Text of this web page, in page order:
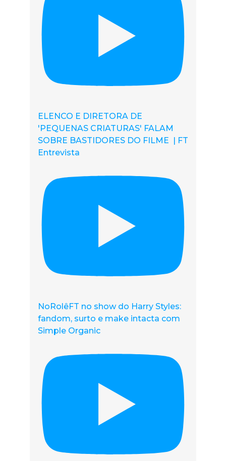
ELENCO E DIRETORA DE
'PEQUENAS CRIATURAS' FALAM
SOBRE BASTIDORES DO FILME | FT
Entrevista
NoRolêFT no show do Harry Styles:
fandom, surto e make intacta com
Simple Organic